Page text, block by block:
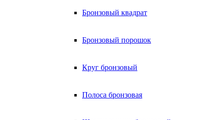
Бронзовый квадрат
Бронзовый порошок
Круг бронзовый
Полоса бронзовая